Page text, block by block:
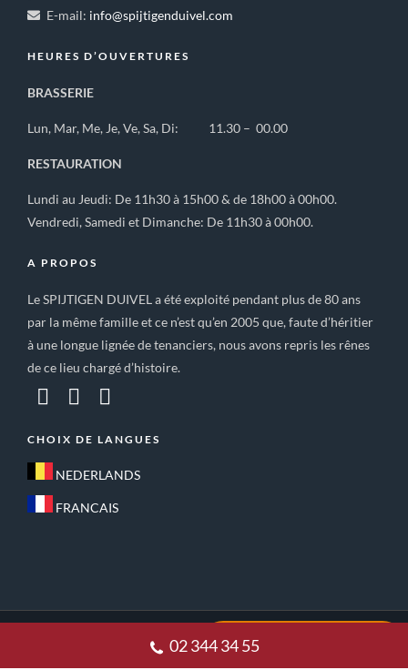
E-mail: info@spijtigenduivel.com
HEURES D’OUVERTURES
BRASSERIE
Lun, Mar, Me, Je, Ve, Sa, Di: 11.30 – 00.00
RESTAURATION
Lundi au Jeudi: De 11h30 à 15h00 & de 18h00 à 00h00.
Vendredi, Samedi et Dimanche: De 11h30 à 00h00.
A PROPOS
Le SPIJTIGEN DUIVEL a été exploité pendant plus de 80 ans
par la même famille et ce n’est qu’en 2005 que, faute d’héritier
à une longue lignée de tenanciers, nous avons repris les rênes
de ce lieu chargé d’histoire.
CHOIX DE LANGUES
NEDERLANDS
FRANCAIS
CONDITIONS GÉNÉRALES DE VENTE
02 344 34 55